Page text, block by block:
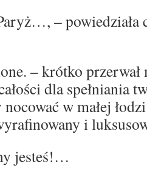
– powiedziała
– krótko
dla spełniania
w małej
i
jesteś!…